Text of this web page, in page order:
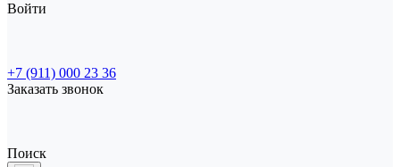
Войти
+7 (911) 000 23 36
Заказать звонок
Поиск